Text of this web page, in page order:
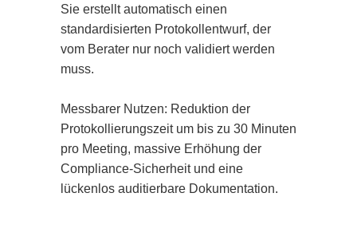
Sie erstellt automatisch einen
standardisierten Protokollentwurf, der
vom Berater nur noch validiert werden
muss.
Messbarer Nutzen: Reduktion der
Protokollierungszeit um bis zu 30 Minuten
pro Meeting, massive Erhöhung der
Compliance-Sicherheit und eine
lückenlos auditierbare Dokumentation.